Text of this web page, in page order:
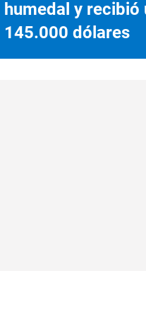
humedal y recibió
145.000 dólares